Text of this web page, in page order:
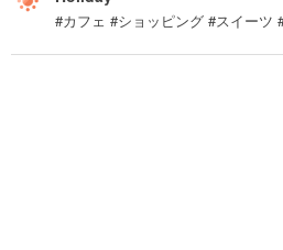
#カフェ #ショッピング #スイーツ